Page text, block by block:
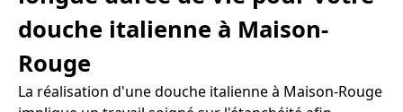
douche italienne à Maison-
Rouge
La réalisation d'une douche italienne à Maison-Rouge